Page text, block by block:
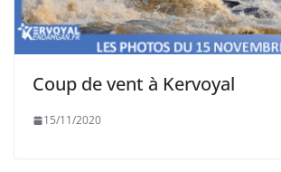
Coup de vent à Kervoyal
15/11/2020